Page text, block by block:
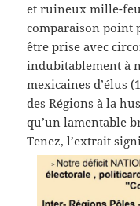
et ruineux mille-
comparaison point
être prise avec
indubitablement à
mexicaines d’élus
des Régions à la
qu’un lamentable
Tenez, l’extrait